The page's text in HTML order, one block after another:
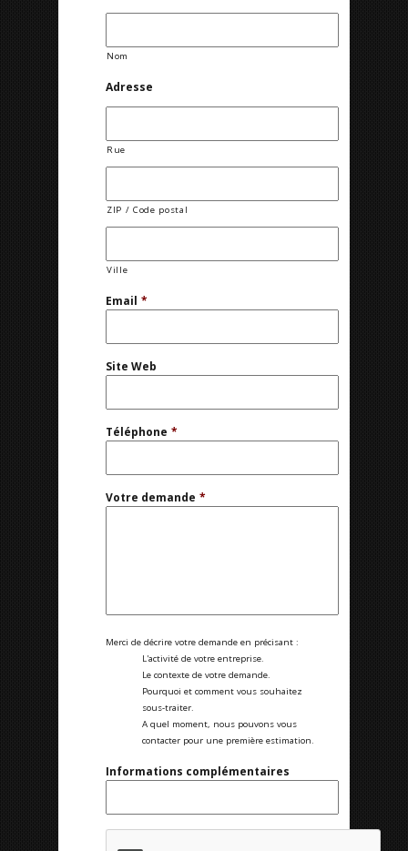
Nom
Adresse
Rue
ZIP / Code postal
Ville
Email *
Site Web
Téléphone *
Votre demande *
Merci de décrire votre demande en précisant :
L'activité de votre entreprise.
Le contexte de votre demande.
Pourquoi et comment vous souhaitez
sous-traiter.
A quel moment, nous pouvons vous
contacter pour une première estimation.
Informations complémentaires